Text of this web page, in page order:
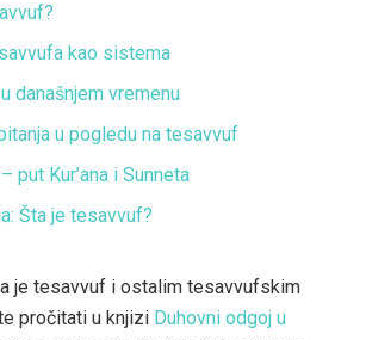
kao sistema
današnjem vremenu
u pogledu na tesavvuf
put Kur’ana i Sunneta
Šta je tesavvuf?
je tesavvuf i ostalim tesavvufskim
pročitati u knjizi Duhovni odgoj u